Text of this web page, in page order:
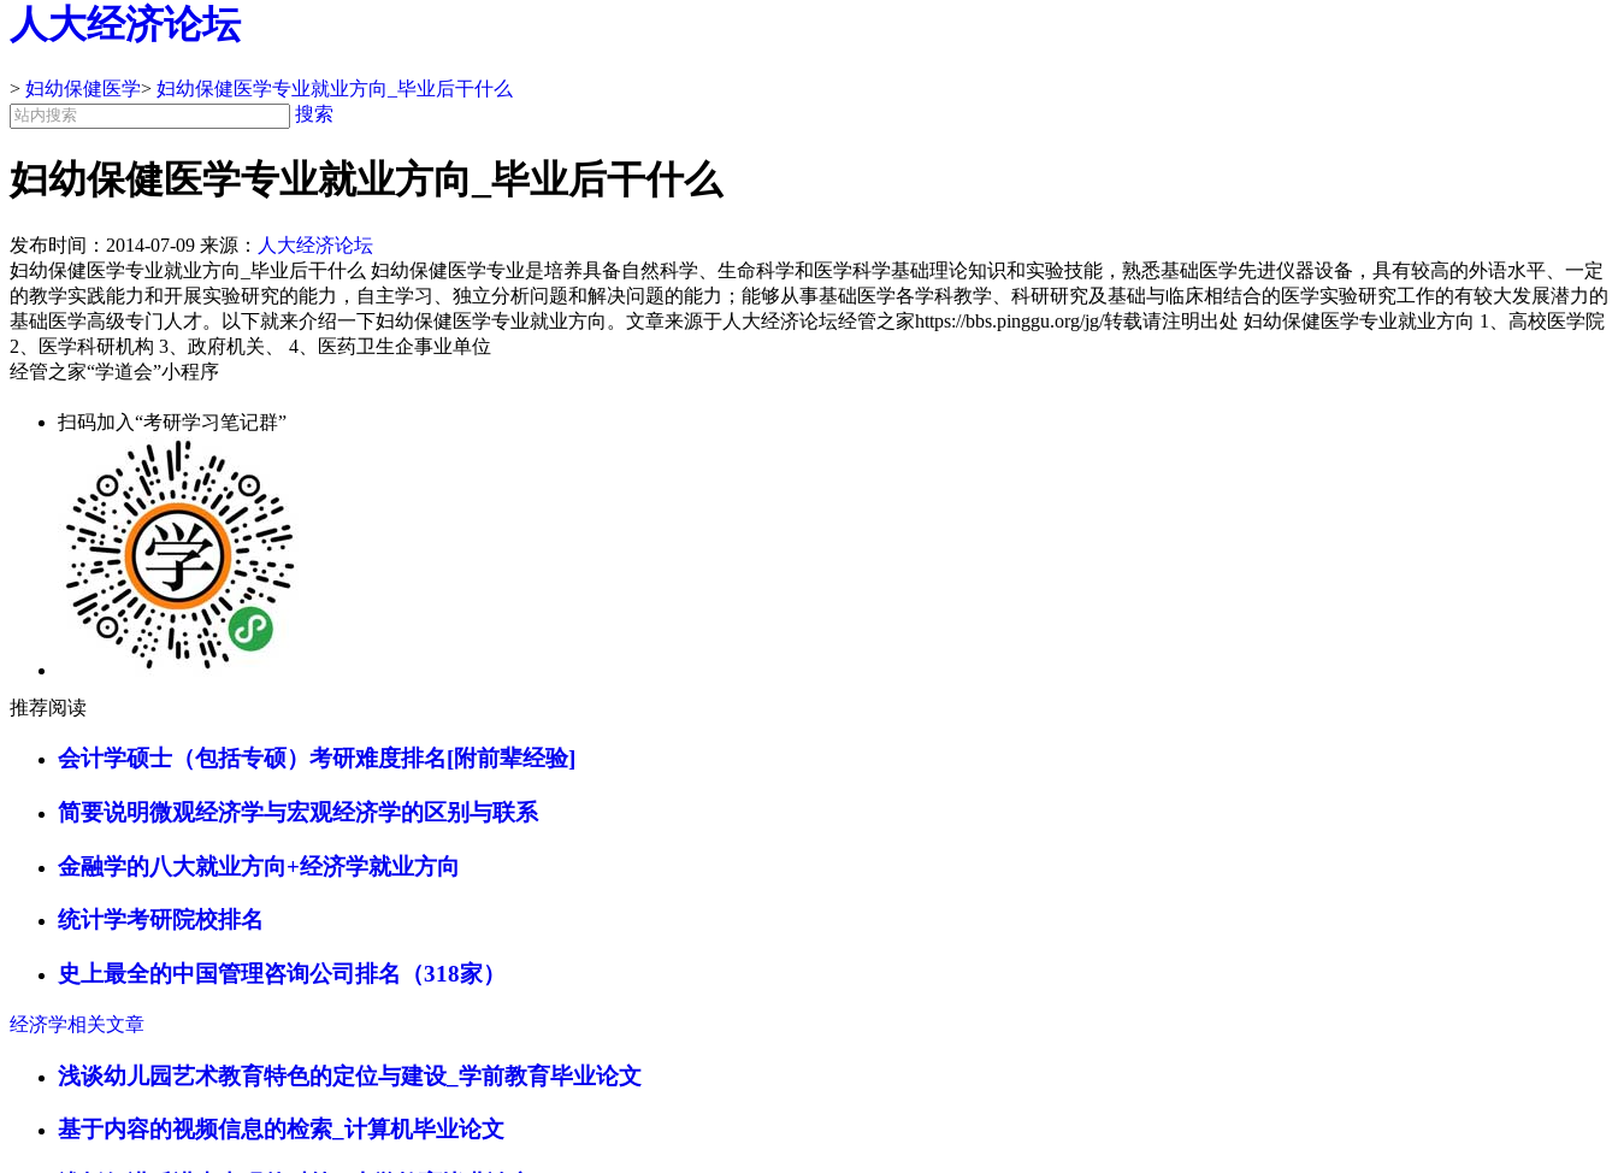
人大经济论坛
> 妇幼保健医学> 妇幼保健医学专业就业方向_毕业后干什么
搜索
妇幼保健医学专业就业方向_毕业后干什么
发布时间： 2014-07-09 来源： 人大经济论坛
妇幼保健医学专业就业方向_毕业后干什么 妇幼保健医学专业是培养具备自然科学、生命科学和医学科学基础理论知识和实验技能，熟悉基础医学先进仪器设备，具有较高的外语水平、一定
的教学实践能力和开展实验研究的能力，自主学习、独立分析问题和解决问题的能力；能够从事基础医学各学科教学、科研研究及基础与临床相结合的医学实验研究工作的有较大发展潜力的
基础医学高级专门人才。以下就来介绍一下妇幼保健医学专业就业方向。文章来源于人大经济论坛经管之家https://bbs.pinggu.org/jg/转载请注明出处 妇幼保健医学专业就业方向 1、高校医学院
2、医学科研机构 3、政府机关、 4、医药卫生企事业单位
经管之家“学道会”小程序
扫码加入“考研学习笔记群”
推荐阅读
会计学硕士（包括专硕）考研难度排名[附前辈经验]
简要说明微观经济学与宏观经济学的区别与联系
金融学的八大就业方向+经济学就业方向
统计学考研院校排名
史上最全的中国管理咨询公司排名（318家）
经济学相关文章
浅谈幼儿园艺术教育特色的定位与建设_学前教育毕业论文
基于内容的视频信息的检索_计算机毕业论文